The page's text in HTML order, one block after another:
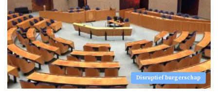
Disruptief burgerschap